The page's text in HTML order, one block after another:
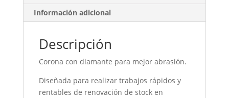
Información adicional
Descripción
Corona con diamante para mejor abrasión.
Diseñada para realizar trabajos rápidos y
rentables de renovación de stock en